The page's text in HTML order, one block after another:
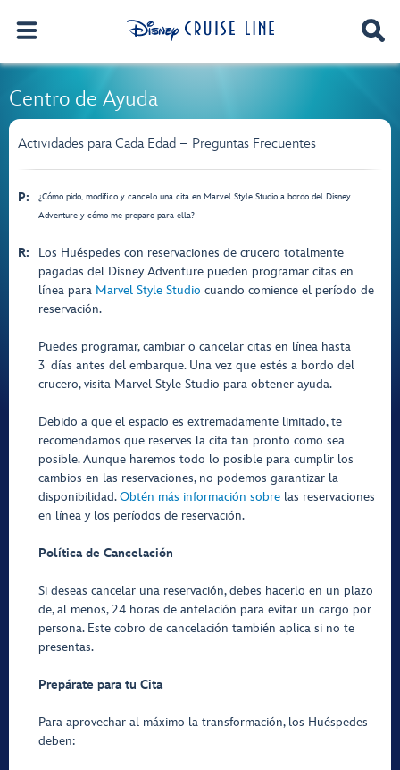
Centro de Ayuda
Actividades para Cada Edad – Preguntas Frecuentes
P:
¿Cómo pido, modifico y cancelo una cita en Marvel Style Studio a bordo del Disney
Adventure y cómo me preparo para ella?
R:
Los Huéspedes con reservaciones de crucero totalmente
pagadas del Disney Adventure pueden programar citas en
línea para Marvel Style Studio cuando comience el período de
reservación.
Puedes programar, cambiar o cancelar citas en línea hasta
3 días antes del embarque. Una vez que estés a bordo del
crucero, visita Marvel Style Studio para obtener ayuda.
Debido a que el espacio es extremadamente limitado, te
recomendamos que reserves la cita tan pronto como sea
posible. Aunque haremos todo lo posible para cumplir los
cambios en las reservaciones, no podemos garantizar la
disponibilidad.Obtén más información sobre las reservaciones
en línea y los períodos de reservación.
Política de Cancelación
Si deseas cancelar una reservación, debes hacerlo en un plazo
de, al menos, 24 horas de antelación para evitar un cargo por
persona. Este cobro de cancelación también aplica si no te
presentas.
Prepárate para tu Cita
Para aprovechar al máximo la transformación, los Huéspedes
deben: